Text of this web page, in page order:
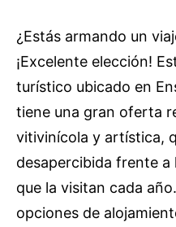
¿Estás armando un
¡Excelente elección!
turístico ubicado en
tiene una gran oferta
vitivinícola y artística,
desapercibida frente
que la visitan cada
opciones de